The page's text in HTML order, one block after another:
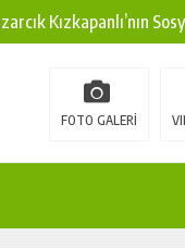
Kızkapanlı’nın
Kırsalına Modern
Başarı:
FOTO GALERİ